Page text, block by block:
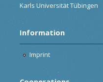
Karls Universität Tübingen
Information
Imprint